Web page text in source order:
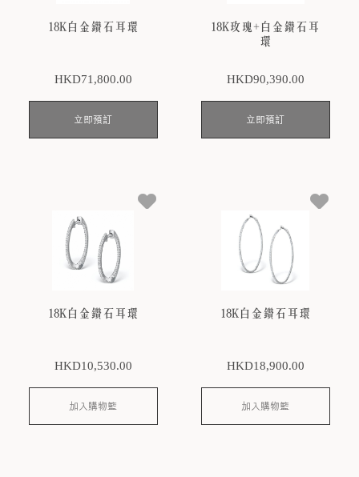
18K白金鑽石耳環
HKD71,800.00
立即預訂
18K玫瑰+白金鑽石耳
環
HKD90,390.00
立即預訂
18K白金鑽石耳環
HKD10,530.00
加入購物籃
18K白金鑽石耳環
HKD18,900.00
加入購物籃